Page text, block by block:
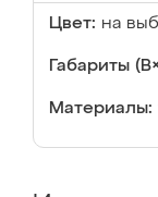
Цвет: на
Габариты
Материалы: